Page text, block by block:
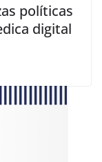
políticas
digital